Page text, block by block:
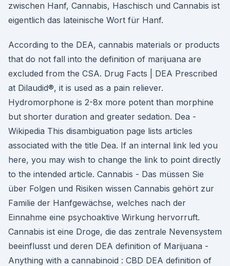
zwischen Hanf, Cannabis, Haschisch und Cannabis ist
eigentlich das lateinische Wort für Hanf.
According to the DEA, cannabis materials or products
that do not fall into the definition of marijuana are
excluded from the CSA. Drug Facts | DEA Prescribed
at Dilaudid®, it is used as a pain reliever.
Hydromorphone is 2-8x more potent than morphine
but shorter duration and greater sedation. Dea -
Wikipedia This disambiguation page lists articles
associated with the title Dea. If an internal link led you
here, you may wish to change the link to point directly
to the intended article. Cannabis - Das müssen Sie
über Folgen und Risiken wissen Cannabis gehört zur
Familie der Hanfgewächse, welches nach der
Einnahme eine psychoaktive Wirkung hervorruft.
Cannabis ist eine Droge, die das zentrale Nevensystem
beeinflusst und deren DEA definition of Marijuana -
Anything with a cannabinoid : CBD DEA definition of